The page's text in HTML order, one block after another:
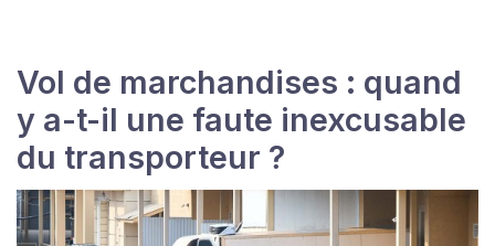
Vol de marchandises : quand
y a-t-il une faute inexcusable
du transporteur ?